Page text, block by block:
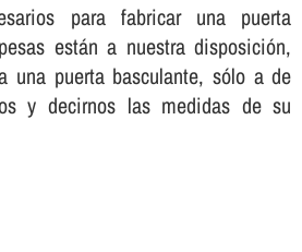
para fabricar una puerta
están a nuestra disposición,
una puerta basculante, sólo a de
y decirnos las medidas de su